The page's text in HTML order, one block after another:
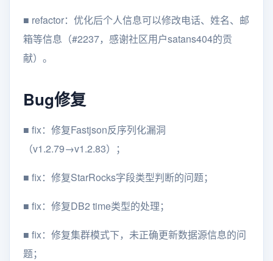
■ refactor：优化后个人信息可以修改电话、姓名、邮
箱等信息（#2237，感谢社区用户satans404的贡
献）。
Bug修复
■ fix：修复Fastjson反序列化漏洞
（v1.2.79→v1.2.83）；
■ fix：修复StarRocks字段类型判断的问题；
■ fix：修复DB2 time类型的处理；
■ fix：修复集群模式下，未正确更新数据源信息的问
题；